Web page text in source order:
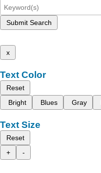
Submit Search
x
Text Color
Reset
Bright
Blues Gray
Text Size
Reset
+
-